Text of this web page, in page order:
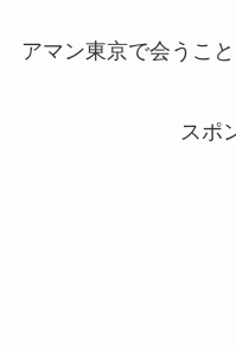
アマン東京で会うこ
スポ